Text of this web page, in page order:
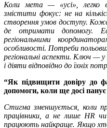
Коли мета — «усі», легко
змістити фокус: не на
створення умов доступу.
де отримати допомогу.
регіональними
особливості. Потреби
регіональні аспекти. Ключ — у
і діяти відповідно до їхніх
“Як підвищити довіру до
допомоги, коли ще досі
Стигма зменшується, коли
працівники, а не лише HR
працюють найкраще. Якщо